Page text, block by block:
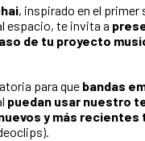
, inspirado en el primer
espacio, te invita a
de tu proyecto
para que bandas
puedan usar nuestro
y más recientes